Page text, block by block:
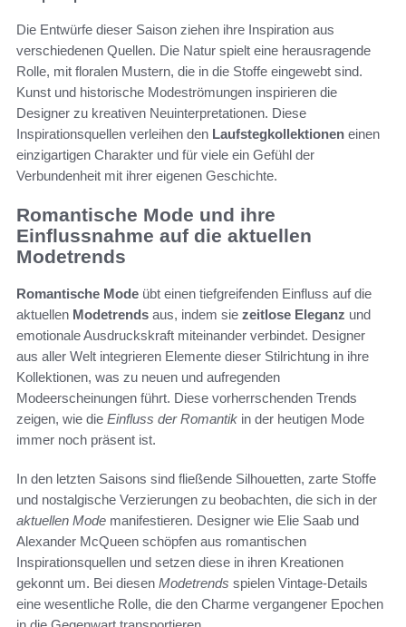
Die Entwürfe dieser Saison ziehen ihre Inspiration aus
verschiedenen Quellen. Die Natur spielt eine herausragende
Rolle, mit floralen Mustern, die in die Stoffe eingewebt sind.
Kunst und historische Modeströmungen inspirieren die
Designer zu kreativen Neuinterpretationen. Diese
Inspirationsquellen verleihen den Laufstegkollektionen einen
einzigartigen Charakter und für viele ein Gefühl der
Verbundenheit mit ihrer eigenen Geschichte.
Romantische Mode und ihre
Einflussnahme auf die aktuellen
Modetrends
Romantische Mode übt einen tiefgreifenden Einfluss auf die
aktuellen Modetrends aus, indem sie zeitlose Eleganz und
emotionale Ausdruckskraft miteinander verbindet. Designer
aus aller Welt integrieren Elemente dieser Stilrichtung in ihre
Kollektionen, was zu neuen und aufregenden
Modeerscheinungen führt. Diese vorherrschenden Trends
zeigen, wie die Einfluss der Romantik in der heutigen Mode
immer noch präsent ist.
In den letzten Saisons sind fließende Silhouetten, zarte Stoffe
und nostalgische Verzierungen zu beobachten, die sich in der
aktuellen Mode manifestieren. Designer wie Elie Saab und
Alexander McQueen schöpfen aus romantischen
Inspirationsquellen und setzen diese in ihren Kreationen
gekonnt um. Bei diesen Modetrends spielen Vintage-Details
eine wesentliche Rolle, die den Charme vergangener Epochen